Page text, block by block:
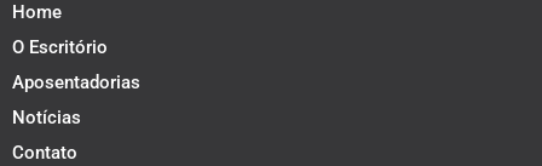
Home
O Escritório
Aposentadorias
Notícias
Contato